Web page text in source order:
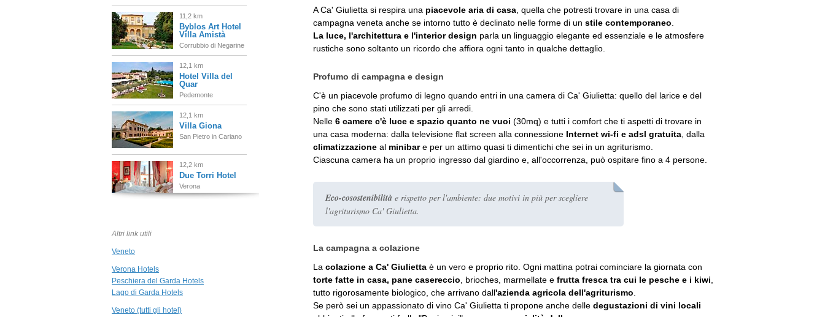
A Ca' Giulietta si respira una piacevole aria di casa , quella che potresti trovare in una casa di
campagna veneta anche se intorno tutto è declinato nelle forme di un stile contemporaneo
La luce, l'architettura e l'interior design parla un linguaggio elegante ed essenziale e le atmosfere
rustiche sono soltanto un ricordo che affiora ogni tanto in qualche dettaglio.
Profumo di campagna e design
C'è un piacevole profumo di legno quando entri in una camera di Ca' Giulietta: quello del larice e del
pino che sono stati utilizzati per gli arredi.
Nelle 6 camere c'è luce e spazio quanto ne vuoi (30mq) e tutti i comfort che ti aspetti di trovare in
una casa moderna: dalla televisione flat screen alla connessione Internet wi-fi e adsl gratuita , dalla
climatizzazione al minibare per un attimo quasi ti dimentichi che sei in un agriturismo.
Ciascuna camera ha un proprio ingresso dal giardino e, all'occorrenza, può ospitare fino a 4 persone.
Eco-cosostenibilità e rispetto per l'ambiente: due motivi in più per scegliere
l'agriturismo Ca' Giulietta.
La campagna a colazione
La colazione a Ca' Giulietta è un vero e proprio rito. Ogni mattina potrai cominciare la giornata con
torte fatte in casa, pane casereccio , brioches, marmellate e frutta fresca tra cui le pesche e i kiwi
tutto rigorosamente biologico, che arrivano dall'azienda agricola dell'agriturismo
Se però sei un appassionato di vino Ca' Giulietta ti propone anche delle degustazioni di vini locali
11,2 km
Byblos Art Hotel
Villa Amistà
Corrubbio di Negarine
12,1 km
Hotel Villa del
Quar
Pedemonte
12,1 km
Villa Giona
San Pietro in Cariano
12,2 km
Due Torri Hotel
Verona
Wine Relais
Cavaion Veronese
19,5 km
Altri link utili
Veneto
Verona Hotels
Peschiera del Garda Hotels
Lago di Garda Hotels
Veneto (tutti gli hotel)